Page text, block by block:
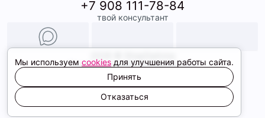
ТК Терминал
ТРК Континент
Доставка
Условия оплаты
Образы
+7 908 111-78-84
твой консультант
Политика конфиденциальности
Соглашение cookie
Сайт создали
Мы используем cookies для улучшения работы сайта.
Принять
Отказаться